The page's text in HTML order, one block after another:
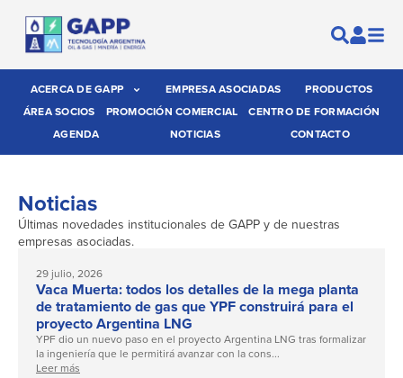
ACERCA DE GAPP EMPRESA ASOCIADAS
PRODUCTOS
ÁREA SOCIOS
PROMOCIÓN COMERCIAL
CENTRO DE FORMACIÓN
AGENDA
NOTICIAS CONTACTO
Noticias
Últimas novedades institucionales de GAPP y de nuestras
empresas asociadas.
29 julio, 2026
Vaca Muerta: todos los detalles de la mega planta
de tratamiento de gas que YPF construirá para el
proyecto Argentina LNG
YPF dio un nuevo paso en el proyecto Argentina LNG tras formalizar
la ingeniería que le permitirá avanzar con la cons...
Leer más